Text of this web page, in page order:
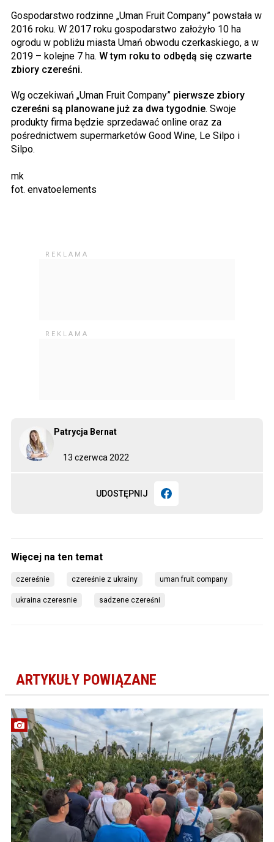
13 czerwca 2022
Patrycja Bernat
UDOSTĘPNIJ
Gospodarstwo rodzinne „Uman Fruit Company” powstała w
2016 roku. W 2017 roku gospodarstwo założyło 10 ha
ogrodu w pobliżu miasta Umań obwodu czerkaskiego, a w
2019 – kolejne 7 ha. W tym roku to odbędą się czwarte
zbiory czereśni.
Wg oczekiwań „Uman Fruit Company” pierwsze zbiory
czereśni są planowane już za dwa tygodnie. Swoje
produkty firma będzie sprzedawać online oraz za
pośrednictwem supermarketów Good Wine, Le Silpo i
Silpo.
mk
fot. envatoelements
czereśnie czereśnie z ukrainy uman fruit company
ukraina czeresnie sadzene czereśni
ARTYKUŁY POWIĄZANE